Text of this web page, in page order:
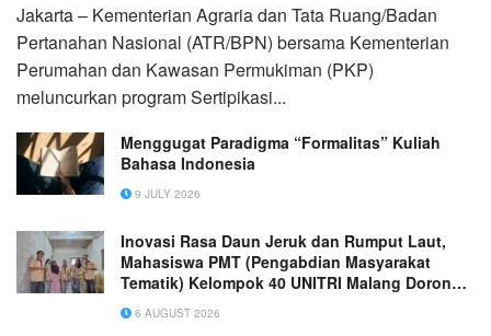
Jakarta – Kementerian Agraria dan Tata Ruang/Badan
Pertanahan Nasional (ATR/BPN) bersama Kementerian
Perumahan dan Kawasan Permukiman (PKP)
meluncurkan program Sertipikasi...
Menggugat Paradigma “Formalitas” Kuliah
Bahasa Indonesia
9 JULY 2026
Inovasi Rasa Daun Jeruk dan Rumput Laut,
Mahasiswa PMT (Pengabdian Masyarakat
Tematik) Kelompok 40 UNITRI Malang Dorong
Daya Saing UMKM “Kerupuk Singkong
Nusantara Putra” di Kota Batu
6 AUGUST 2026